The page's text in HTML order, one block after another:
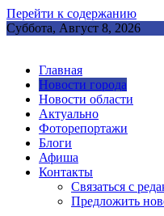
Перейти к содержанию
Суббота, Август 8, 2026
Главная
Новости города
Новости области
Актуально
Фоторепортажи
Блоги
Афиша
Контакты
Связаться с
Предложить